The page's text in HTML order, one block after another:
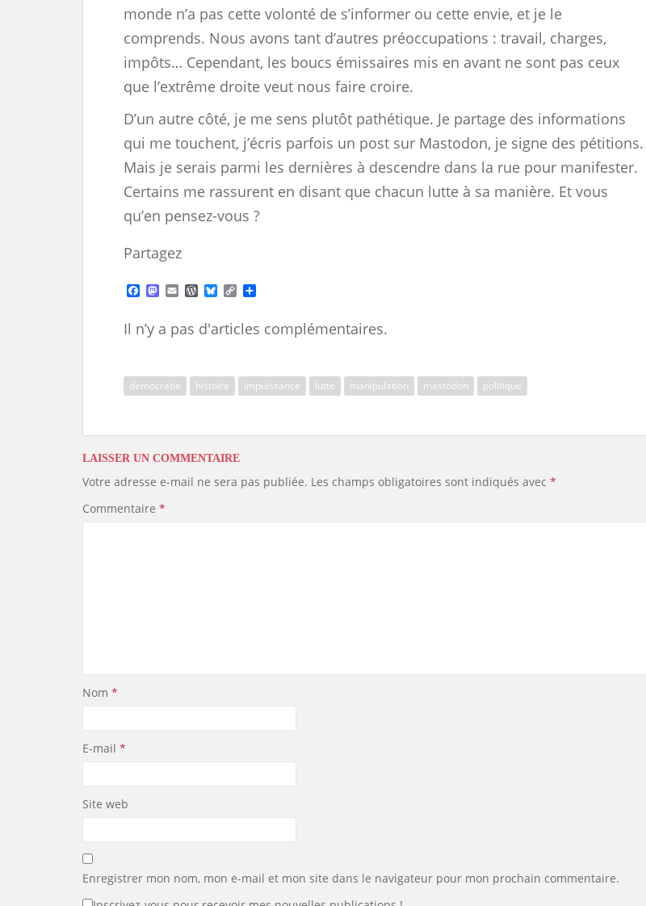
monde n’a pas cette volonté de s’informer ou cette envie, et je le
comprends. Nous avons tant d’autres préoccupations : travail, charges,
impôts… Cependant, les boucs émissaires mis en avant ne sont pas ceux
que l’extrême droite veut nous faire croire.
D’un autre côté, je me sens plutôt pathétique. Je partage des informations
qui me touchent, j’écris parfois un post sur Mastodon, je signe des pétitions.
Mais je serais parmi les dernières à descendre dans la rue pour manifester.
Certains me rassurent en disant que chacun lutte à sa manière. Et vous
qu’en pensez-vous ?
Partagez
e
b
k
M
t
n
E
i
W
d
s
s
B
e
C
y
k
r
Il n’y a pas d'articles complémentaires.
democratie histoire impuissance lutte manipulation mastodon politique
LAISSER UN COMMENTAIRE
Votre adresse e-mail ne sera pas publiée. Les champs obligatoires sont indiqués avec *
Commentaire *
Nom *
E-mail *
Site web
Enregistrer mon nom, mon e-mail et mon site dans le navigateur pour mon prochain commentaire.